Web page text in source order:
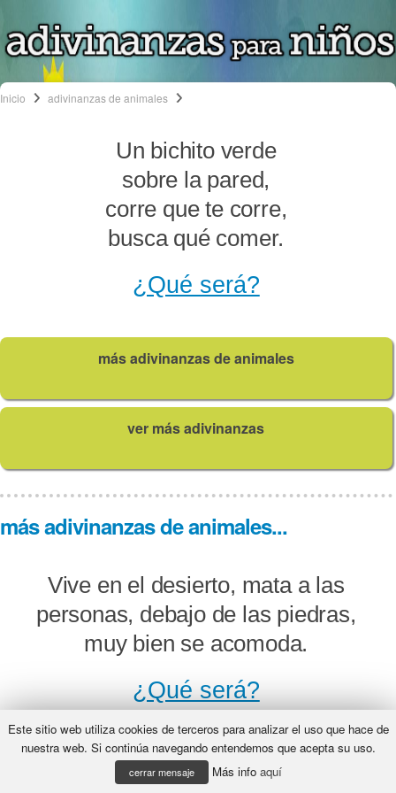
Inicio adivinanzas de animales
Un bichito verde
sobre la pared,
corre que te corre,
busca qué comer.
¿Qué será?
más adivinanzas de animales
ver más adivinanzas
más adivinanzas de animales...
Vive en el desierto, mata a las
personas, debajo de las piedras,
muy bien se acomoda.
¿Qué será?
Lo mismo que un galgo valgo, su
Este sitio web utiliza cookies de terceros para analizar el uso que hace de
nuestra web. Si continúa navegando entendemos que acepta su uso.
cerrar mensaje Más info aquí